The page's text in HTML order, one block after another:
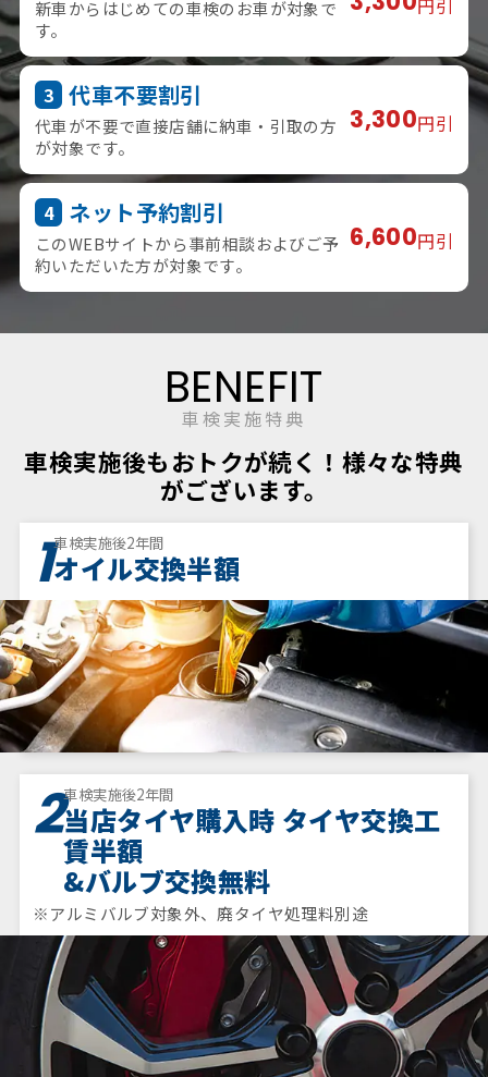
新車からはじめての車検のお車が対象で
す。
円引
3 代車不要割引
代車が不要で直接店舗に納車・引取の方
が対象です。
3,300円引
4 ネット予約割引
このWEBサイトから事前相談およびご予
約いただいた方が対象です。
6,600円引
BENEFIT
車検実施特典
車検実施後もおトクが続く！様々な特典
がございます。
1車検実施後2年間
オイル交換半額
2車検実施後2年間
当店タイヤ購入時 タイヤ交換工
賃半額
&バルブ交換無料
※アルミバルブ対象外、廃タイヤ処理料別途